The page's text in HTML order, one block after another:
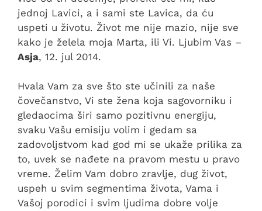
jednoj Lavici, a i sami ste Lavica, da ću
uspeti u životu. Život me nije mazio, nije sve
kako je želela moja Marta, ili Vi. Ljubim Vas –
Asja, 12. jul 2014.
Hvala Vam za sve što ste učinili za naše
čovečanstvo, Vi ste žena koja sagovorniku i
gledaocima širi samo pozitivnu energiju,
svaku Vašu emisiju volim i gedam sa
zadovoljstvom kad god mi se ukaže prilika za
to, uvek se nađete na pravom mestu u pravo
vreme. Želim Vam dobro zravlje, dug život,
uspeh u svim segmentima života, Vama i
Vašoj porodici i svim ljudima dobre volje